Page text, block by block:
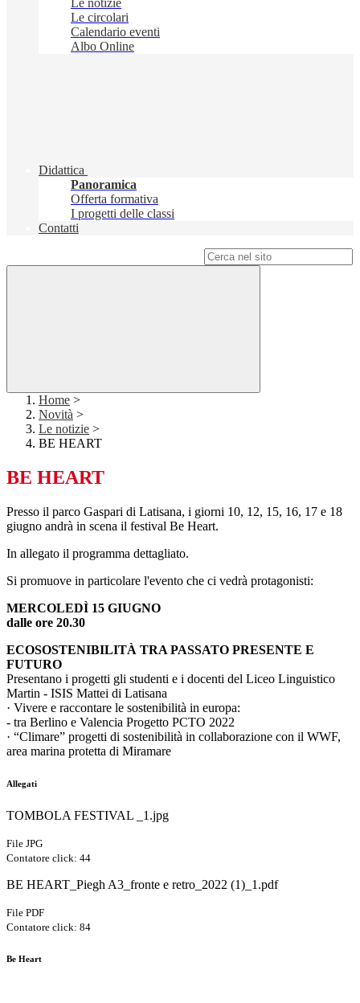
Le notizie
Le circolari
Calendario eventi
Albo Online
Didattica
Panoramica
Offerta formativa
I progetti delle classi
Contatti
Home >
Novità >
Le notizie >
BE HEART
BE HEART
Presso il parco Gaspari di Latisana, i giorni 10, 12, 15, 16, 17 e 18
giugno andrà in scena il festival Be Heart.
In allegato il programma dettagliato.
Si promuove in particolare l'evento che ci vedrà protagonisti:
MERCOLEDÌ 15 GIUGNO
dalle ore 20.30
ECOSOSTENIBILITÀ TRA PASSATO PRESENTE E
FUTURO
Presentano i progetti gli studenti e i docenti del Liceo Linguistico
Martin - ISIS Mattei di Latisana
· Vivere e raccontare le sostenibilità in europa:
- tra Berlino e Valencia Progetto PCTO 2022
· “Climare” progetti di sostenibilità in collaborazione con il WWF,
area marina protetta di Miramare
Allegati
TOMBOLA FESTIVAL _1.jpg
File JPG
Contatore click: 44
BE HEART_Piegh A3_fronte e retro_2022 (1)_1.pdf
File PDF
Contatore click: 84
Be Heart